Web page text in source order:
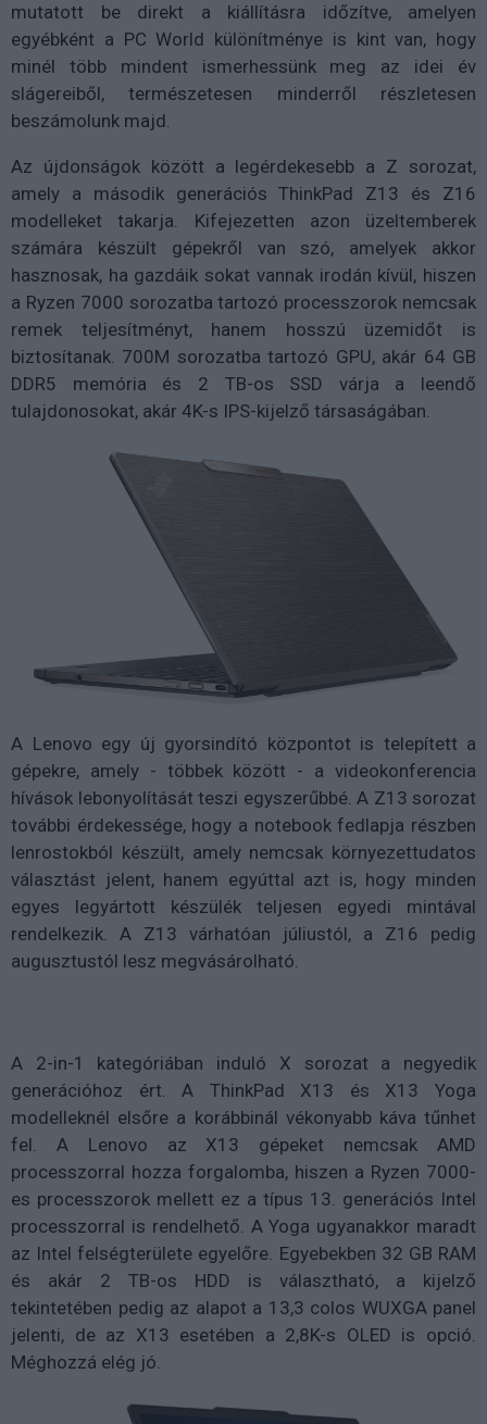
mutatott be direkt a kiállításra időzítve, amelyen
egyébként a PC World különítménye is kint van, hogy
minél több mindent ismerhessünk meg az idei év
slágereiből, természetesen minderről részletesen
beszámolunk majd.
Az újdonságok között a legérdekesebb a Z sorozat,
amely a második generációs ThinkPad Z13 és Z16
modelleket takarja. Kifejezetten azon üzeltemberek
számára készült gépekről van szó, amelyek akkor
hasznosak, ha gazdáik sokat vannak irodán kívül, hiszen
a Ryzen 7000 sorozatba tartozó processzorok nemcsak
remek teljesítményt, hanem hosszú üzemidőt is
biztosítanak. 700M sorozatba tartozó GPU, akár 64 GB
DDR5 memória és 2 TB-os SSD várja a leendő
tulajdonosokat, akár 4K-s IPS-kijelző társaságában.
A Lenovo egy új gyorsindító központot is telepített a
gépekre, amely - többek között - a videokonferencia
hívások lebonyolítását teszi egyszerűbbé. A Z13 sorozat
további érdekessége, hogy a notebook fedlapja részben
lenrostokból készült, amely nemcsak környezettudatos
választást jelent, hanem egyúttal azt is, hogy minden
egyes legyártott készülék teljesen egyedi mintával
rendelkezik. A Z13 várhatóan júliustól, a Z16 pedig
augusztustól lesz megvásárolható.
A 2-in-1 kategóriában induló X sorozat a negyedik
generációhoz ért. A ThinkPad X13 és X13 Yoga
modelleknél elsőre a korábbinál vékonyabb káva tűnhet
fel. A Lenovo az X13 gépeket nemcsak AMD
processzorral hozza forgalomba, hiszen a Ryzen 7000-
es processzorok mellett ez a típus 13. generációs Intel
processzorral is rendelhető. A Yoga ugyanakkor maradt
az Intel felségterülete egyelőre. Egyebekben 32 GB RAM
és akár 2 TB-os HDD is választható, a kijelző
tekintetében pedig az alapot a 13,3 colos WUXGA panel
jelenti, de az X13 esetében a 2,8K-s OLED is opció.
Méghozzá elég jó.